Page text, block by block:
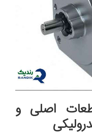
اصلی و